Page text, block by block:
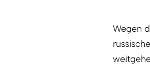
Wegen